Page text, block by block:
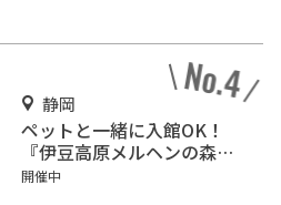
静岡
ペットと一緒に入館OK！
『伊豆高原メルヘンの森美
術館』をご紹介
開催中